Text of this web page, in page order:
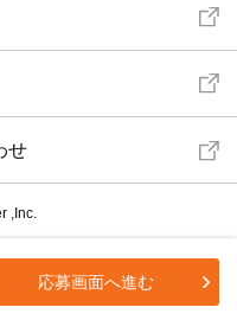
応募画面へ進む
せ
,Inc.